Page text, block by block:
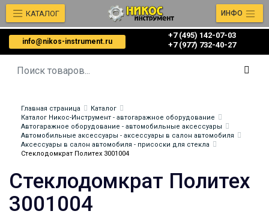
info@nikos-instrument.ru
+7 (495) 142-07-03
‎‎+7 (977) 732-40-27
КАТАЛОГ ИНФО
Главная страница
Каталог
Каталог Никос-Инструмент - автогаражное оборудование
Автогаражное оборудование - автомобильные аксессуары
Автомобильные аксессуары - аксессуары в салон автомобиля
Аксессуары в салон автомобиля - присоски для стекла
Стеклодомкрат Политех 3001004
Стеклодомкрат Политех
3001004